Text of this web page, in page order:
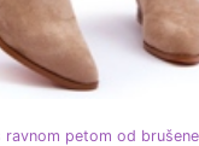
ravnom petom od